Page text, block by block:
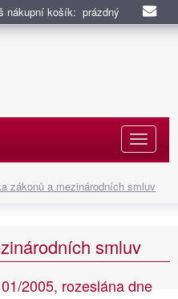
nákupní košík: prázdný
zákonů a mezinárodních smluv
smluv
2005, rozeslána dne